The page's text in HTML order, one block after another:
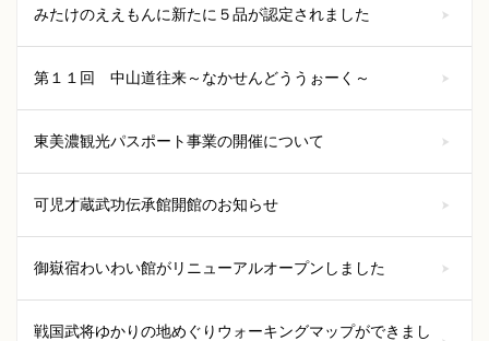
みたけのええもんに新たに５品が認定されました
第１１回 中山道往来～なかせんどううぉーく～
東美濃観光パスポート事業の開催について
可児才蔵武功伝承館開館のお知らせ
御嶽宿わいわい館がリニューアルオープンしました
戦国武将ゆかりの地めぐりウォーキングマップができまし